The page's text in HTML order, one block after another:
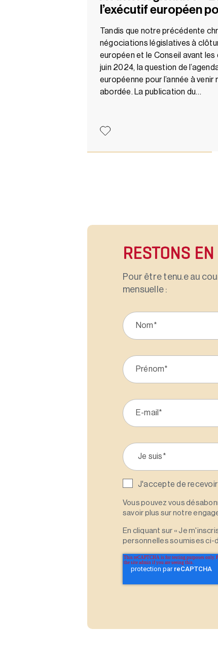
l’exécutif européen
Tandis que notre précédente
négociations législatives à
européen et le Conseil avant
juin 2024, la question de
européenne pour l’année à
abordée. La publication du…
RESTONS EN
Pour être tenu.e au
mensuelle :
J'accepte de
Vous pouvez vous
savoir plus sur notre
En cliquant sur « Je
personnelles soumises ci-